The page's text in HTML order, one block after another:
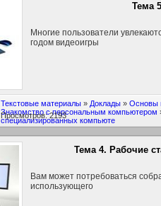
Тема
Многие пользователи
годом видеоигры
Текстовые материалы » Доклады » Основы
Знакомство с персональным компьютером
специализированных компьюте
Просмотров: 2193
Тема 4. Рабочие
Вам может потребоваться
использующего